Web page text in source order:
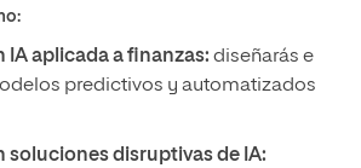
IA aplicada a finanzas: diseñarás e
predictivos y automatizados
soluciones disruptivas de IA: